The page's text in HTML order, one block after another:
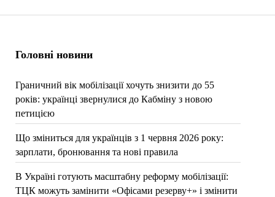
Головні новини
Граничний вік мобілізації хочуть знизити до 55
років: українці звернулися до Кабміну з новою
петицією
Що зміниться для українців з 1 червня 2026 року:
зарплати, бронювання та нові правила
В Україні готують масштабну реформу мобілізації:
ТЦК можуть замінити «Офісами резерву+» і змінити